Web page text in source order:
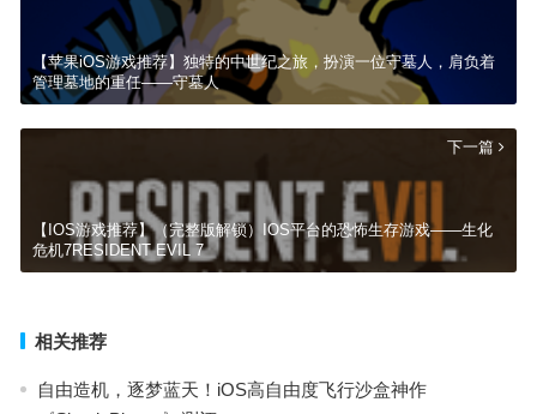
【苹果iOS游戏推荐】独特的中世纪之旅，扮演一位守墓人，肩负着
管理墓地的重任——守墓人
下一篇
【IOS游戏推荐】（完整版解锁）IOS平台的恐怖生存游戏——生化
危机7RESIDENT EVIL 7
相关推荐
自由造机，逐梦蓝天！iOS高自由度飞行沙盒神作